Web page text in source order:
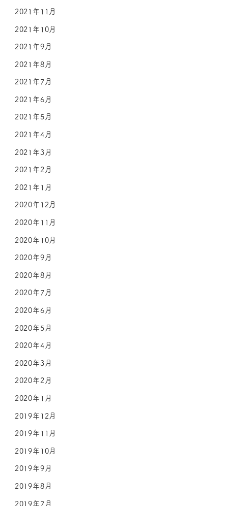
2021年11月
2021年10月
2021年9月
2021年8月
2021年7月
2021年6月
2021年5月
2021年4月
2021年3月
2021年2月
2021年1月
2020年12月
2020年11月
2020年10月
2020年9月
2020年8月
2020年7月
2020年6月
2020年5月
2020年4月
2020年3月
2020年2月
2020年1月
2019年12月
2019年11月
2019年10月
2019年9月
2019年8月
2019年7月